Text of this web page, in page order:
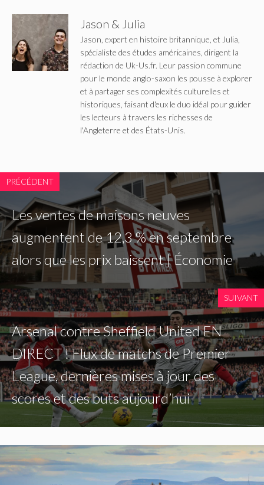
Jason & Julia
Jason, expert en histoire britannique, et Julia,
spécialiste des études américaines, dirigent la
rédaction de Uk-Us.fr. Leur passion commune
pour le monde anglo-saxon les pousse à explorer
et à partager ses complexités culturelles et
historiques, faisant d'eux le duo idéal pour guider
les lecteurs à travers les richesses de
l'Angleterre et des États-Unis.
PRÉCÉDENT
Les ventes de maisons neuves
augmentent de 12,3 % en septembre
alors que les prix baissent | Économie
SUIVANT
Arsenal contre Sheffield United EN
DIRECT ! Flux de matchs de Premier
League, dernières mises à jour des
scores et des buts aujourd’hui